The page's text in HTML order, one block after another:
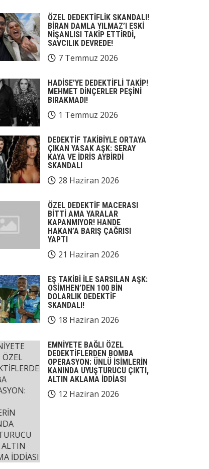
ÖZEL DEDEKTİFLİK SKANDALI!
BİRAN DAMLA YILMAZ’I ESKİ
NİŞANLISI TAKİP ETTİRDİ,
SAVCILIK DEVREDE!
7 Temmuz 2026
HADİSE’YE DEDEKTİFLİ TAKİP!
MEHMET DİNÇERLER PEŞİNİ
BIRAKMADI!
1 Temmuz 2026
DEDEKTİF TAKİBİYLE ORTAYA
ÇIKAN YASAK AŞK: SERAY
KAYA VE İDRİS AYBİRDİ
SKANDALI
28 Haziran 2026
ÖZEL DEDEKTİF MACERASI
BİTTİ AMA YARALAR
KAPANMIYOR! HANDE
HAKAN’A BARIŞ ÇAĞRISI
YAPTI
21 Haziran 2026
EŞ TAKİBİ İLE SARSILAN AŞK:
OSİMHEN’DEN 100 BİN
DOLARLIK DEDEKTİF
SKANDALI!
18 Haziran 2026
EMNİYETE BAĞLI ÖZEL
DEDEKTİFLERDEN BOMBA
OPERASYON: ÜNLÜ İSİMLERİN
KANINDA UYUŞTURUCU ÇIKTI,
ALTIN AKLAMA İDDİASI
12 Haziran 2026